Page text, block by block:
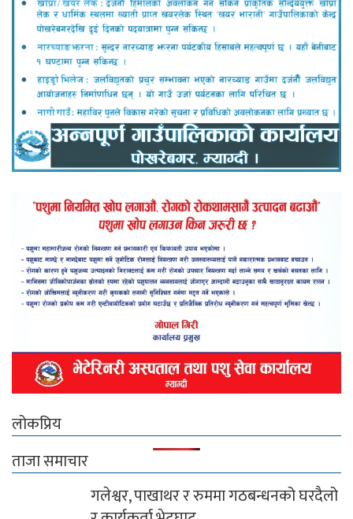
लोकप्रिय
ताजा समाचार
गलेश्वर, पाखाथर र रुममा गठबन्धनको घरदैलो